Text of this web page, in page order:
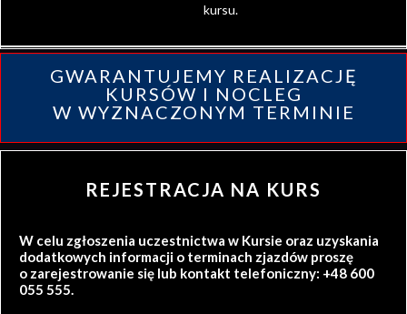
kursu.
GWARANTUJEMY REALIZACJĘ
KURSÓW I NOCLEG
W WYZNACZONYM TERMINIE
REJESTRACJA NA KURS
W celu zgłoszenia uczestnictwa w Kursie oraz uzyskania
dodatkowych informacji o terminach zjazdów proszę
o zarejestrowanie się lub kontakt telefoniczny: +48 600
055 555.